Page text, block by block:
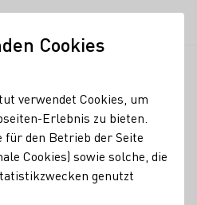
Cookies
verwendet Cookies, um
Erlebnis zu bieten.
für den Betrieb der Seite
Cookies) sowie solche, die
genutzt